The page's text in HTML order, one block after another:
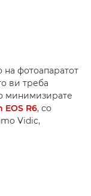
на фотоапаратот
ви треба
минимизирате
EOS R6, со
Vidic,